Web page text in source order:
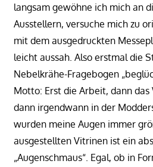
langsam gewöhne ich mich an
Ausstellern, versuche mich zu
mit dem ausgedruckten
leicht aussah. Also erstmal die
Nebelkrähe-Fragebogen
Motto: Erst die Arbeit, dann das
dann irgendwann in der
wurden meine Augen immer
ausgestellten Vitrinen ist ein
„Augenschmaus“. Egal, ob in